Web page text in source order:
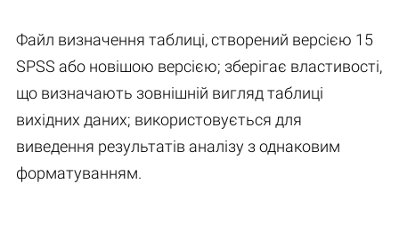
Файл визначення таблиці, створений версією 15
SPSS або новішою версією; зберігає властивості,
що визначають зовнішній вигляд таблиці
вихідних даних; використовується для
виведення результатів аналізу з однаковим
форматуванням.